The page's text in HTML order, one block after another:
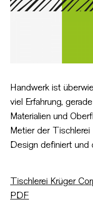
Handwerk ist
viel Erfahrung,
Materialien und
Metier der Tischlerei
Design definiert und
Tischlerei Krüger
PDF